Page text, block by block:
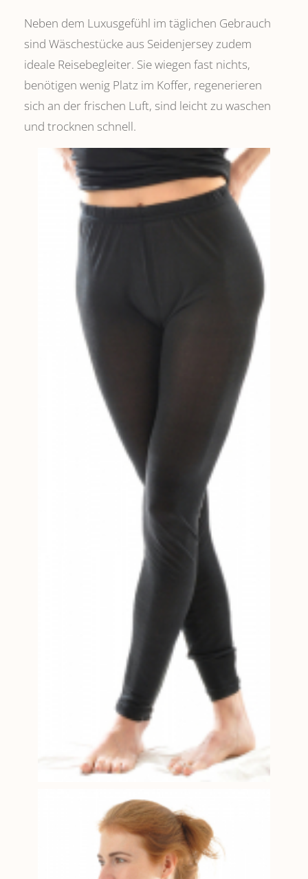
Neben dem Luxusgefühl im täglichen Gebrauch
sind Wäschestücke aus Seidenjersey zudem
ideale Reisebegleiter. Sie wiegen fast nichts,
benötigen wenig Platz im Koffer, regenerieren
sich an der frischen Luft, sind leicht zu waschen
und trocknen schnell.